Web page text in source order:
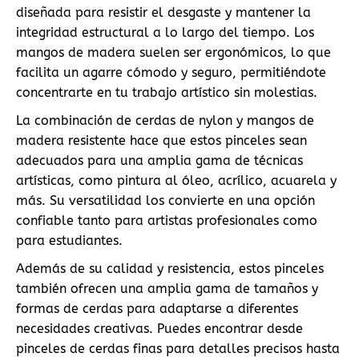
diseñada para resistir el desgaste y mantener la
integridad estructural a lo largo del tiempo. Los
mangos de madera suelen ser ergonómicos, lo que
facilita un agarre cómodo y seguro, permitiéndote
concentrarte en tu trabajo artístico sin molestias.
La combinación de cerdas de nylon y mangos de
madera resistente hace que estos pinceles sean
adecuados para una amplia gama de técnicas
artísticas, como pintura al óleo, acrílico, acuarela y
más. Su versatilidad los convierte en una opción
confiable tanto para artistas profesionales como
para estudiantes.
Además de su calidad y resistencia, estos pinceles
también ofrecen una amplia gama de tamaños y
formas de cerdas para adaptarse a diferentes
necesidades creativas. Puedes encontrar desde
pinceles de cerdas finas para detalles precisos hasta